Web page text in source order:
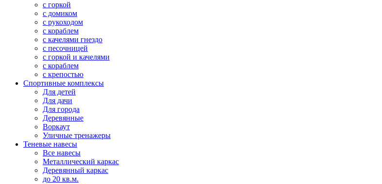
с горкой
с домиком
с рукоходом
с кораблем
с качелями гнездо
с песочницей
с горкой и качелями
с кораблем
с крепостью
Спортивные комплексы
Для детей
Для дачи
Для города
Деревянные
Воркаут
Уличные тренажеры
Теневые навесы
Все навесы
Металлический каркас
Деревянный каркас
до 20 кв.м.